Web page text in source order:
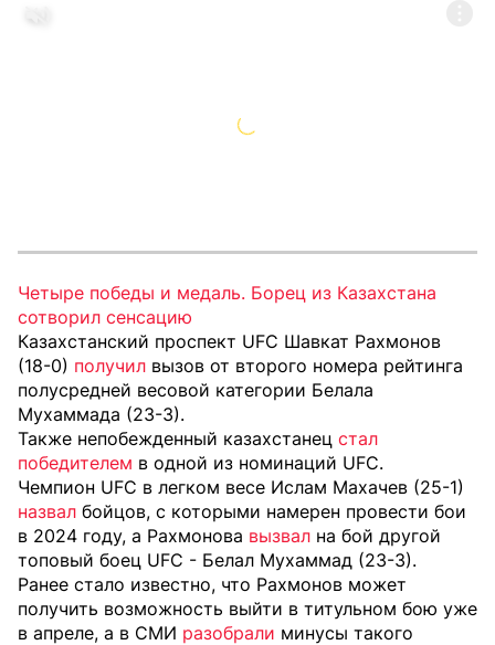
Четыре победы и медаль. Борец из Казахстана
сотворил сенсацию
Казахстанский проспект UFC Шавкат Рахмонов
(18-0) получил вызов от второго номера рейтинга
полусредней весовой категории Белала
Мухаммада (23-3).
Также непобежденный казахстанец стал
победителем в одной из номинаций UFC.
Чемпион UFC в легком весе Ислам Махачев (25-1)
назвал бойцов, с которыми намерен провести бои
в 2024 году, а Рахмонова вызвал на бой другой
топовый боец UFC - Белал Мухаммад (23-3).
Ранее стало известно, что Рахмонов может
получить возможность выйти в титульном бою уже
в апреле, а в СМИ разобрали минусы такого